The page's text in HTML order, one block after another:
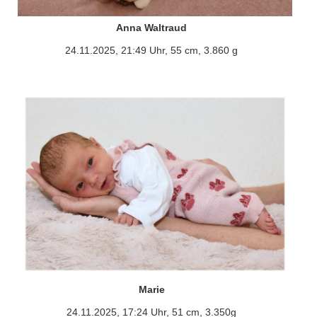
Anna Waltraud
24.11.2025, 21:49 Uhr, 55 cm, 3.860 g
Marie
24.11.2025, 17:24 Uhr, 51 cm, 3.350g